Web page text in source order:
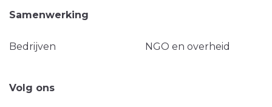
Samenwerking
Bedrijven NGO en overheid
Volg ons